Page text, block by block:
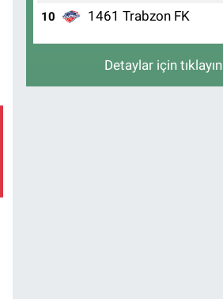
10 1461 Trabzon FK
Detaylar için tıklayın